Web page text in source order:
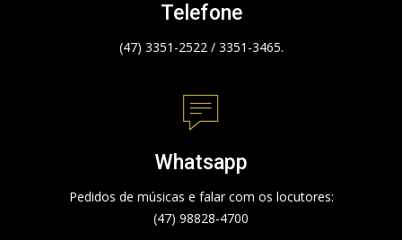
Telefone
(47) 3351-2522 / 3351-3465.
Whatsapp
Pedidos de músicas e falar com os locutores:
(47) 98828-4700